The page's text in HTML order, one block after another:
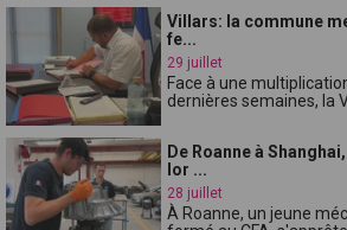
Villars: la commune
fe...
29 juillet
Face à une
dernières semaines, la
De Roanne à
lor ...
28 juillet
À Roanne, un jeune